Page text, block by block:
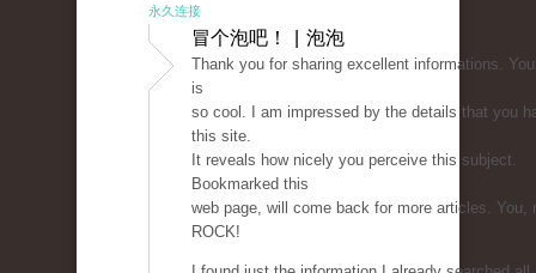
永久连接
冒个泡吧！ | 泡泡
Thank you for sharing excellent informations.
is
so cool. I am impressed by the details that you
this site.
It reveals how nicely you perceive this subject.
Bookmarked this
web page, will come back for more articles. You,
ROCK!